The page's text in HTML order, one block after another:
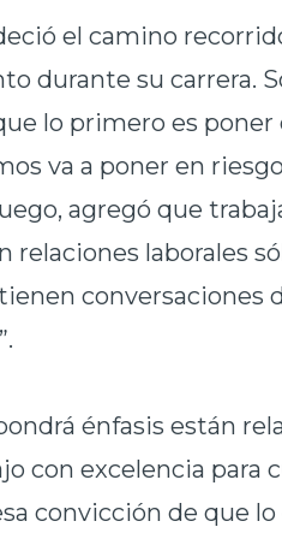
el camino
durante su carrera.
lo primero es poner
va a poner en
agregó que
relaciones laborales
conversaciones
énfasis están
con excelencia para
convicción de que